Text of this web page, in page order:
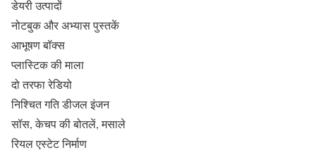
डेयरी उत्पादों
नोटबुक और अभ्यास पुस्तकें
आभूषण बॉक्स
प्लास्टिक की माला
दो तरफा रेडियो
निश्चित गति डीजल इंजन
सॉस, केचप की बोतलें, मसाले
रियल एस्टेट निर्माण